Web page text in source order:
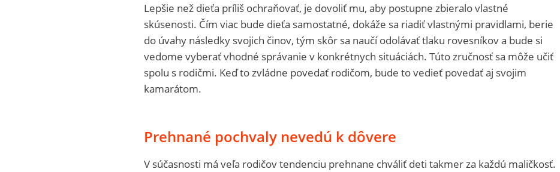
Lepšie než dieťa príliš ochraňovať, je dovoliť mu, aby postupne zbieralo vlastné
skúsenosti. Čím viac bude dieťa samostatné, dokáže sa riadiť vlastnými pravidlami, berie
do úvahy následky svojich činov, tým skôr sa naučí odolávať tlaku rovesníkov a bude si
vedome vyberať vhodné správanie v konkrétnych situáciách. Túto zručnosť sa môže učiť
spolu s rodičmi. Keď to zvládne povedať rodičom, bude to vedieť povedať aj svojim
kamarátom.
Prehnané pochvaly nevedú k dôvere
V súčasnosti má veľa rodičov tendenciu prehnane chváliť deti takmer za každú maličkosť.